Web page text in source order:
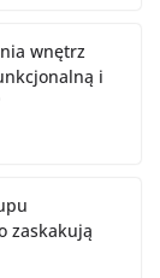
wnętrz
i
zaskakują